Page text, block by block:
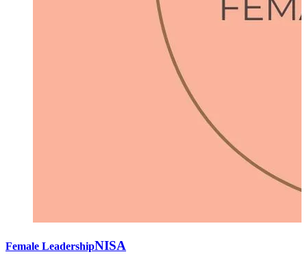
Female LeadershipNISA